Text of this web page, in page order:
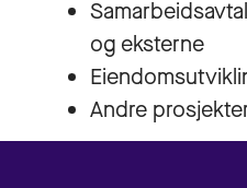
og eksterne
Andre